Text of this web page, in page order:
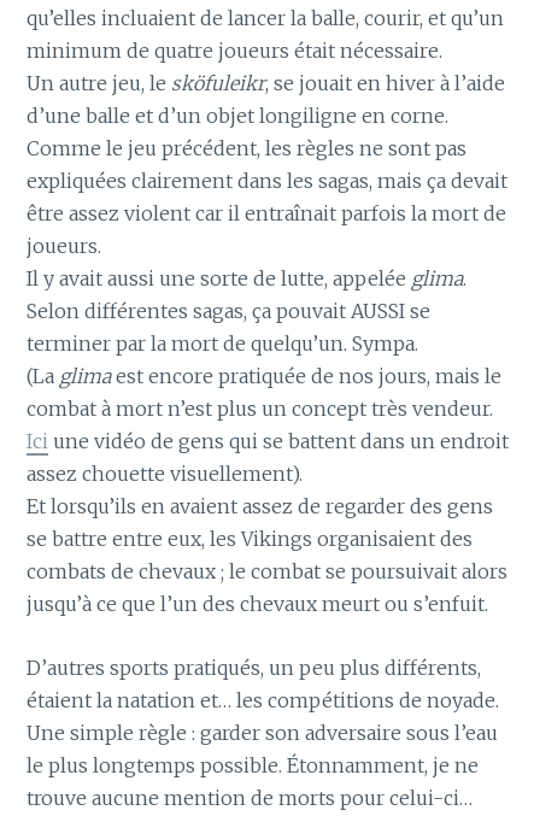
qu’elles incluaient de lancer la balle, courir, et qu’un
minimum de quatre joueurs était nécessaire.
Un autre jeu, le sköfuleikr, se jouait en hiver à l’aide
d’une balle et d’un objet longiligne en corne.
Comme le jeu précédent, les règles ne sont pas
expliquées clairement dans les sagas, mais ça devait
être assez violent car il entraînait parfois la mort de
joueurs.
Il y avait aussi une sorte de lutte, appelée glima.
Selon différentes sagas, ça pouvait AUSSI se
terminer par la mort de quelqu’un. Sympa.
(La glimaest encore pratiquée de nos jours, mais le
combat à mort n’est plus un concept très vendeur.
Ici une vidéo de gens qui se battent dans un endroit
assez chouette visuellement).
Et lorsqu’ils en avaient assez de regarder des gens
se battre entre eux, les Vikings organisaient des
combats de chevaux ; le combat se poursuivait alors
jusqu’à ce que l’un des chevaux meurt ou s’enfuit.
D’autres sports pratiqués, un peu plus différents,
étaient la natation et… les compétitions de noyade.
Une simple règle : garder son adversaire sous l’eau
le plus longtemps possible. Étonnamment, je ne
trouve aucune mention de morts pour celui-ci…